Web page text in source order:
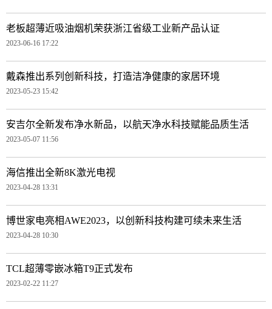
老板超薄近吸油烟机荣获浙江省级工业新产品认证
2023-06-16 17:22
戴森推出系列创新科技，打造洁净健康的家居环境
2023-05-23 15:42
安吉尔全新发布净水新品，以航天净水科技赋能品质生活
2023-05-07 11:56
海信推出全新8K激光电视
2023-04-28 13:31
博世家电亮相AWE2023，以创新科技构建可续未来生活
2023-04-28 10:30
TCL超薄零嵌冰箱T9正式发布
2023-02-22 11:27